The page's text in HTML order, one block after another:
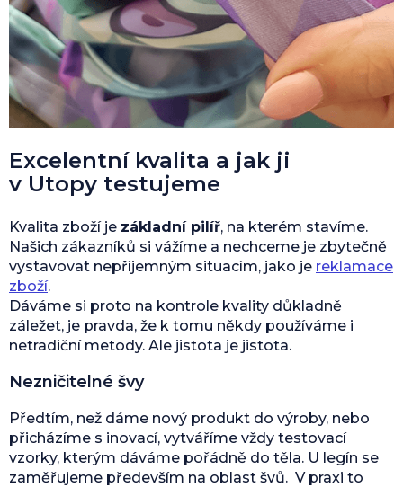
Excelentní kvalita a jak ji
v Utopy testujeme
Kvalita zboží je základní pilíř, na kterém stavíme.
Našich zákazníků si vážíme a nechceme je zbytečně
vystavovat nepříjemným situacím, jako je reklamace
zboží.
Dáváme si proto na kontrole kvality důkladně
záležet, je pravda, že k tomu někdy používáme i
netradiční metody. Ale jistota je jistota.
Nezničitelné švy
Předtím, než dáme nový produkt do výroby, nebo
přicházíme s inovací, vytváříme vždy testovací
vzorky, kterým dáváme pořádně do těla. U legín se
zaměřujeme především na oblast švů. V praxi to